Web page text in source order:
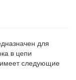
для
в цепи
имеет следующие